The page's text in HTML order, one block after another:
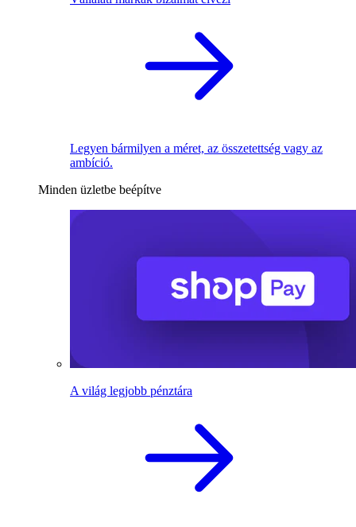
Legyen bármilyen a méret, az összetettség vagy az
ambíció.
Minden üzletbe beépítve
A világ legjobb pénztára